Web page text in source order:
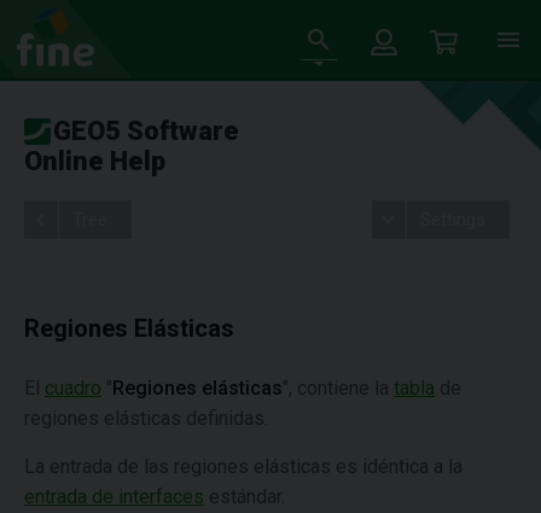
GEO5 Software
Online Help
Regiones Elásticas
El cuadro "Regiones elásticas", contiene la tabla de
regiones elásticas definidas.
La entrada de las regiones elásticas es idéntica a la
entrada de interfaces estándar.